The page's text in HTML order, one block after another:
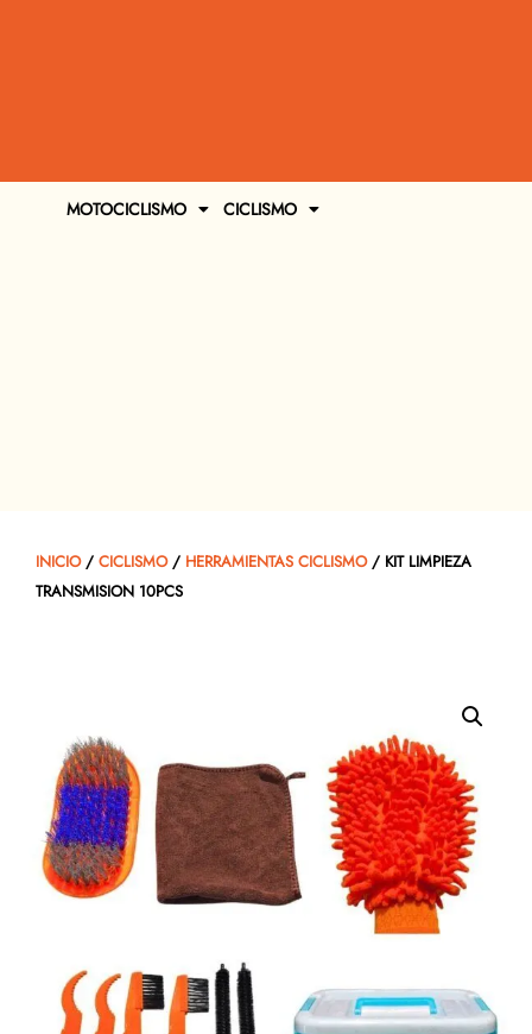
MOTOCICLISMO CICLISMO
INICIO/ CICLISMO/ HERRAMIENTAS CICLISMO/ KIT LIMPIEZA
TRANSMISION 10PCS